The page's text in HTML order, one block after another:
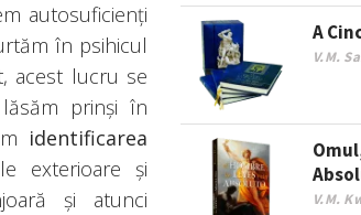
A
V.M.
V.M.
autosuficienți
în psihicul
acest lucru se
prinși în
identificarea
exterioare și
și atunci